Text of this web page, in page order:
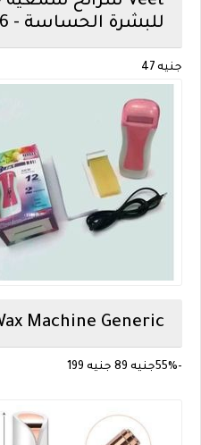
للبشرة الحساسة - 16 قطعة
جنيه 47
Generic
Machine
-55% جنيه 89 جنيه 199